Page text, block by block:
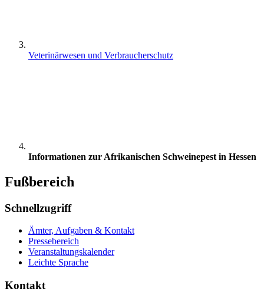
Veterinärwesen und Verbraucherschutz
Informationen zur Afrikanischen Schweinepest in Hessen
Fußbereich
Schnellzugriff
Ämter, Aufgaben & Kontakt
Pressebereich
Veranstaltungskalender
Leichte Sprache
Kontakt